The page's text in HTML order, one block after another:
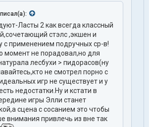
писал(а):
Ласты 2 как всегда классный
стэлс ,экшен и
с применением подручных ср-в!
момент не порадовал,но для
лесбухи > пидорасов(ну
не смотрел порно с
игр не существует и у
недостатки.Ну и кстати в
игры Элли станет
сцена с сосанием это чтобы
внимания привлечь из вне так